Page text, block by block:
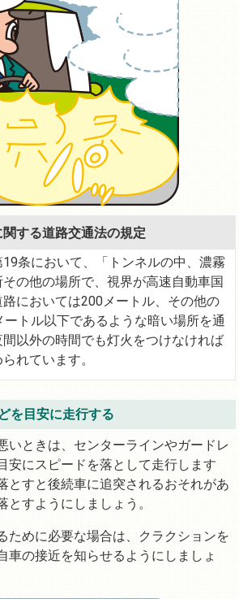
する道路交通法の規定
条において、「トンネルの中、濃霧
の他の場所で、視界が高速自動車国
においては200メートル、その他の
トル以下であるような暗い場所を通
以外の時間でも灯火をつけなければ
れています。
を目安に走行する
いときは、センターラインやガードレ
安にスピードを落として走行します
とすと後続車に追突されるおそれがあ
とすようにしましょう。
ために必要な場合は、クラクションを
車の接近を知らせるようにしましょ